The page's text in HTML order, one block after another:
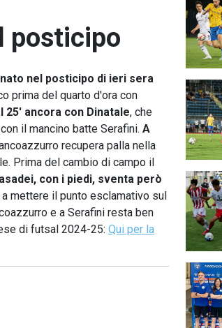
posticipo
nel posticipo di ieri sera
prima del quarto d'ora con
25' ancora con Dinatale, che
il mancino batte Serafini. A
recupera palla nella
Prima del cambio di campo il
con i piedi, sventa però
mettere il punto esclamativo sul
e a Serafini resta ben
di futsal 2024-25: Qui per la